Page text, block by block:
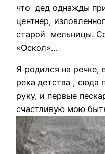
что дед однажды
центнер,
старой мельницы.
«Оскол»…
Я родился на
река детства , сюда
руку, и первые
счастливую мою